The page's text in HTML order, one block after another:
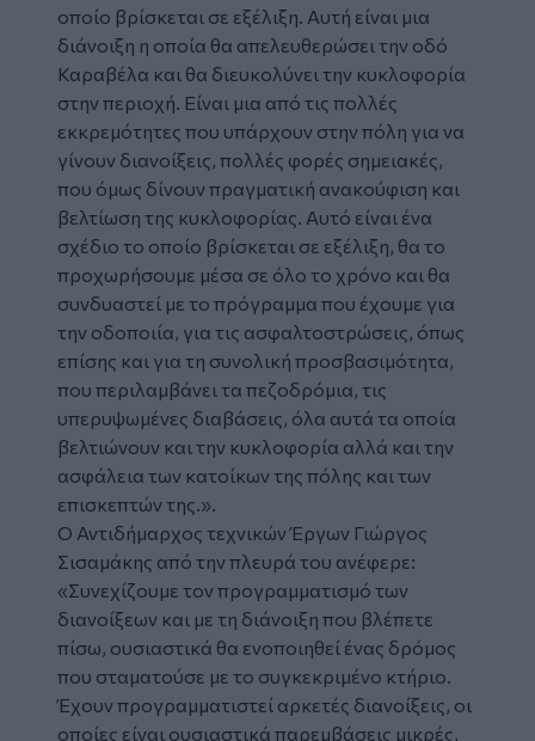
οποίο βρίσκεται σε εξέλιξη. Αυτή είναι μια
διάνοιξη η οποία θα απελευθερώσει την οδό
Καραβέλα και θα διευκολύνει την κυκλοφορία
στην περιοχή. Είναι μια από τις πολλές
εκκρεμότητες που υπάρχουν στην πόλη για να
γίνουν διανοίξεις, πολλές φορές σημειακές,
που όμως δίνουν πραγματική ανακούφιση και
βελτίωση της κυκλοφορίας. Αυτό είναι ένα
σχέδιο το οποίο βρίσκεται σε εξέλιξη, θα το
προχωρήσουμε μέσα σε όλο το χρόνο και θα
συνδυαστεί με το πρόγραμμα που έχουμε για
την οδοποιία, για τις ασφαλτοστρώσεις, όπως
επίσης και για τη συνολική προσβασιμότητα,
που περιλαμβάνει τα πεζοδρόμια, τις
υπερυψωμένες διαβάσεις, όλα αυτά τα οποία
βελτιώνουν και την κυκλοφορία αλλά και την
ασφάλεια των κατοίκων της πόλης και των
επισκεπτών της.».
Ο Αντιδήμαρχος τεχνικών Έργων Γιώργος
Σισαμάκης από την πλευρά του ανέφερε:
«Συνεχίζουμε τον προγραμματισμό των
διανοίξεων και με τη διάνοιξη που βλέπετε
πίσω, ουσιαστικά θα ενοποιηθεί ένας δρόμος
που σταματούσε με το συγκεκριμένο κτήριο.
Έχουν προγραμματιστεί αρκετές διανοίξεις, οι
οποίες είναι ουσιαστικά παρεμβάσεις μικρές,